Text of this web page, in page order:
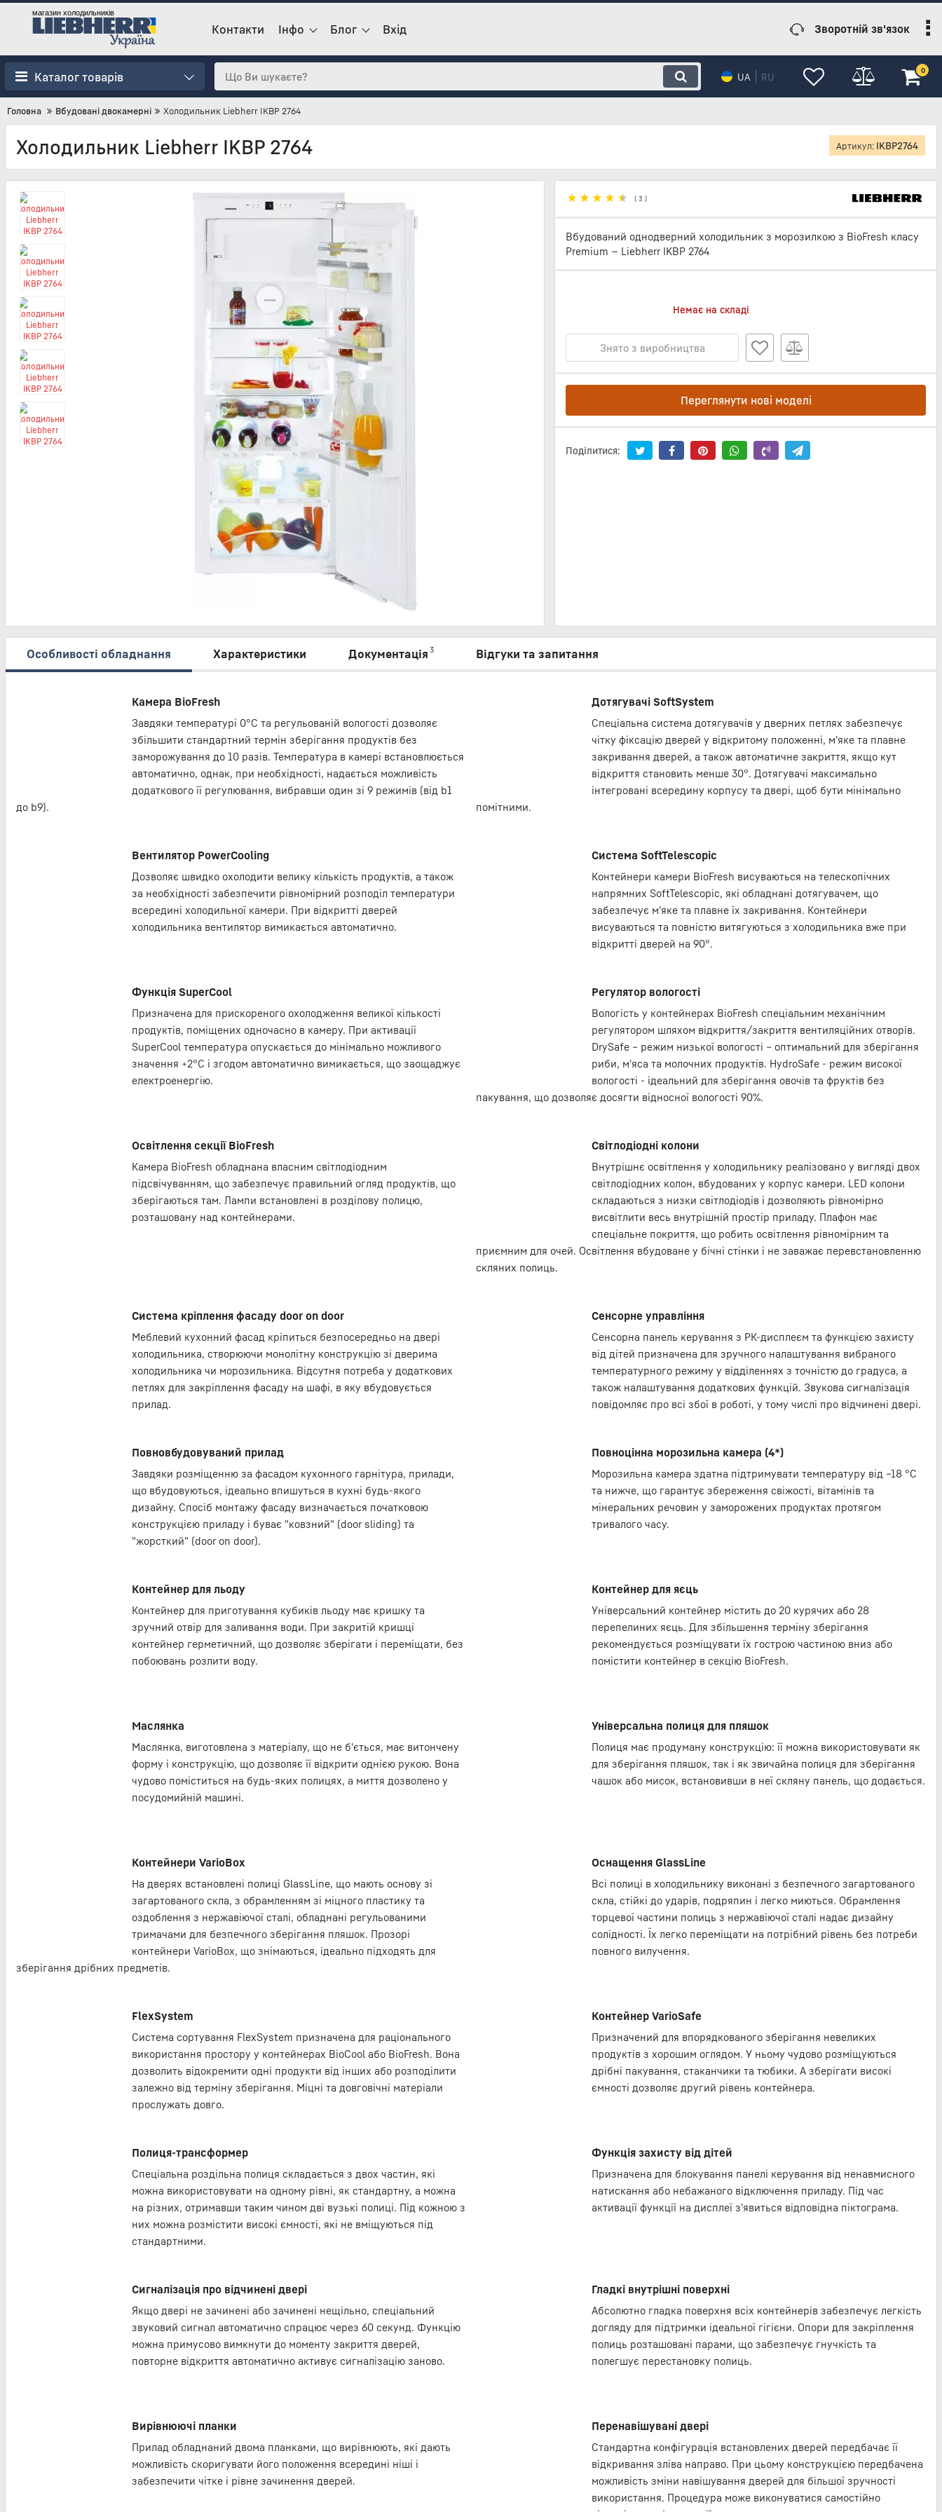
магазин холодильників
Контакти Інфо Блог Вхід Зворотній зв'язок
Каталог товарів RU
UA
0
Головна Вбудовані двокамерні Холодильник Liebherr IKBP 2764
Холодильник Liebherr IKBP 2764 Артикул: IKBP2764
( 3 )
Вбудований однодверний холодильник з морозилкою з BioFresh класу
Premium — Liebherr IKBP 2764
Немає на складі
Знято з виробництва
Переглянути нові моделі
Поділитися:
Особливості обладнання Характеристики Документація 3 Відгуки та запитання
Камера BioFresh
Завдяки температурі 0°С та регульованій вологості дозволяє
збільшити стандартний термін зберігання продуктів без
заморожування до 10 разів. Температура в камері встановлюється
автоматично, однак, при необхідності, надається можливість
додаткового її регулювання, вибравши один зі 9 режимів (від b1
до b9).
Дотягувачі SoftSystem
Спеціальна система дотягувачів у дверних петлях забезпечує
чітку фіксацію дверей у відкритому положенні, м'яке та плавне
закривання дверей, а також автоматичне закриття, якщо кут
відкриття становить менше 30°. Дотягувачі максимально
інтегровані всередину корпусу та двері, щоб бути мінімально
помітними.
Вентилятор PowerCooling
Дозволяє швидко охолодити велику кількість продуктів, а також
за необхідності забезпечити рівномірний розподіл температури
всередині холодильної камери. При відкритті дверей
холодильника вентилятор вимикається автоматично.
Система SoftTelescopic
Контейнери камери BioFresh висуваються на телескопічних
напрямних SoftTelescopic, які обладнані дотягувачем, що
забезпечує м'яке та плавне їх закривання. Контейнери
висуваються та повністю витягуються з холодильника вже при
відкритті дверей на 90°.
Функція SuperCool
Призначена для прискореного охолодження великої кількості
продуктів, поміщених одночасно в камеру. При активації
SuperCool температура опускається до мінімально можливого
значення +2°С і згодом автоматично вимикається, що заощаджує
електроенергію.
Регулятор вологості
Вологість у контейнерах BioFresh спеціальним механічним
регулятором шляхом відкриття/закриття вентиляційних отворів.
DrySafe – режим низької вологості – оптимальний для зберігання
риби, м'яса та молочних продуктів. HydroSafe - режим високої
вологості - ідеальний для зберігання овочів та фруктів без
пакування, що дозволяє досягти відносної вологості 90%.
Освітлення секції BioFresh
Камера BioFresh обладнана власним світлодіодним
підсвічуванням, що забезпечує правильний огляд продуктів, що
зберігаються там. Лампи встановлені в розділову полицю,
розташовану над контейнерами.
Світлодіодні колони
Внутрішнє освітлення у холодильнику реалізовано у вигляді двох
світлодіодних колон, вбудованих у корпус камери. LED колони
складаються з низки світлодіодів і дозволяють рівномірно
висвітлити весь внутрішній простір приладу. Плафон має
спеціальне покриття, що робить освітлення рівномірним та
приємним для очей. Освітлення вбудоване у бічні стінки і не заважає перевстановленню
скляних полиць.
Система кріплення фасаду door on door
Меблевий кухонний фасад кріпиться безпосередньо на двері
холодильника, створюючи монолітну конструкцію зі дверима
холодильника чи морозильника. Відсутня потреба у додаткових
петлях для закріплення фасаду на шафі, в яку вбудовується
прилад.
Сенсорне управління
Сенсорна панель керування з РК-дисплеєм та функцією захисту
від дітей призначена для зручного налаштування вибраного
температурного режиму у відділеннях з точністю до градуса, а
також налаштування додаткових функцій. Звукова сигналізація
повідомляє про всі збої в роботі, у тому числі про відчинені двері.
Повновбудовуваний прилад
Завдяки розміщенню за фасадом кухонного гарнітура, прилади,
що вбудовуються, ідеально впишуться в кухні будь-якого
дизайну. Спосіб монтажу фасаду визначається початковою
конструкцією приладу і буває "ковзний" (door sliding) та
"жорсткий" (door on door).
Повноцінна морозильна камера (4*)
Морозильна камера здатна підтримувати температуру від –18 °C
та нижче, що гарантує збереження свіжості, вітамінів та
мінеральних речовин у заморожених продуктах протягом
тривалого часу.
Контейнер для льоду
Контейнер для приготування кубиків льоду має кришку та
зручний отвір для заливання води. При закритій кришці
контейнер герметичний, що дозволяє зберігати і переміщати, без
побоювань розлити воду.
Контейнер для яєць
Універсальний контейнер містить до 20 курячих або 28
перепелиних яєць. Для збільшення терміну зберігання
рекомендується розміщувати їх гострою частиною вниз або
помістити контейнер в секцію BioFresh.
Маслянка
Маслянка, виготовлена з матеріалу, що не б'ється, має витончену
форму і конструкцію, що дозволяє її відкрити однією рукою. Вона
чудово поміститься на будь-яких полицях, а миття дозволено у
посудомийній машині.
Універсальна полиця для пляшок
Полиця має продуману конструкцію: її можна використовувати як
для зберігання пляшок, так і як звичайна полиця для зберігання
чашок або мисок, встановивши в неї скляну панель, що додається.
Контейнери VarioBox
На дверях встановлені полиці GlassLine, що мають основу зі
загартованого скла, з обрамленням зі міцного пластику та
оздоблення з нержавіючої сталі, обладнані регульованими
тримачами для безпечного зберігання пляшок. Прозорі
контейнери VarioBox, що знімаються, ідеально підходять для
зберігання дрібних предметів.
Оснащення GlassLine
Всі полиці в холодильнику виконані з безпечного загартованого
скла, стійкі до ударів, подряпин і легко миються. Обрамлення
торцевої частини полиць з нержавіючої сталі надає дизайну
солідності. Їх легко переміщати на потрібний рівень без потреби
повного вилучення.
FlexSystem
Система сортування FlexSystem призначена для раціонального
використання простору у контейнерах BioCool або BioFresh. Вона
дозволить відокремити одні продукти від інших або розподілити
залежно від терміну зберігання. Міцні та довговічні матеріали
прослужать довго.
Контейнер VarioSafe
Призначений для впорядкованого зберігання невеликих
продуктів з хорошим оглядом. У ньому чудово розміщуються
дрібні пакування, стаканчики та тюбики. А зберігати високі
ємності дозволяє другий рівень контейнера.
Полиця-трансформер
Спеціальна роздільна полиця складається з двох частин, які
можна використовувати на одному рівні, як стандартну, а можна
на різних, отримавши таким чином дві вузькі полиці. Під кожною з
них можна розмістити високі ємності, які не вміщуються під
стандартними.
Функція захисту від дітей
Призначена для блокування панелі керування від ненавмисного
натискання або небажаного відключення приладу. Під час
активації функції на дисплеї з'явиться відповідна піктограма.
Сигналізація про відчинені двері
Якщо двері не зачинені або зачинені нещільно, спеціальний
звуковий сигнал автоматично спрацює через 60 секунд. Функцію
можна примусово вимкнути до моменту закриття дверей,
повторне відкриття автоматично активує сигналізацію заново.
Гладкі внутрішні поверхні
Абсолютно гладка поверхня всіх контейнерів забезпечує легкість
догляду для підтримки ідеальної гігієни. Опори для закріплення
полиць розташовані парами, що забезпечує гнучкість та
полегшує перестановку полиць.
Вирівнюючі планки
Прилад обладнаний двома планками, що вирівнюють, які дають
можливість скоригувати його положення всередині ніші і
забезпечити чітке і рівне зачинення дверей.
Перенавішувані двері
Стандартна конфігурація встановлених дверей передбачає її
відкривання зліва направо. При цьому конструкцією передбачена
можливість зміни навішування дверей для більшої зручності
використання. Процедура може виконуватися самостійно